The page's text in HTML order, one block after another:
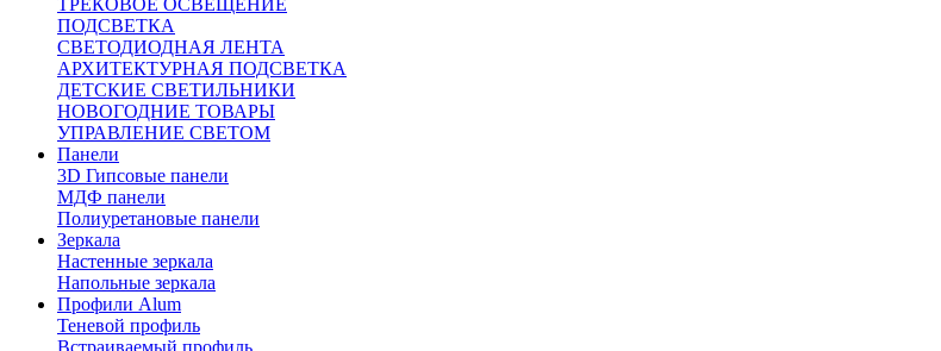
ТРЕКОВОЕ ОСВЕЩЕНИЕ
ПОДСВЕТКА
СВЕТОДИОДНАЯ ЛЕНТА
АРХИТЕКТУРНАЯ ПОДСВЕТКА
ДЕТСКИЕ СВЕТИЛЬНИКИ
НОВОГОДНИЕ ТОВАРЫ
УПРАВЛЕНИЕ СВЕТОМ
Панели
3D Гипсовые панели
МДФ панели
Полиуретановые панели
Зеркала
Настенные зеркала
Напольные зеркала
Профили Alum
Теневой профиль
Встраиваемый профиль